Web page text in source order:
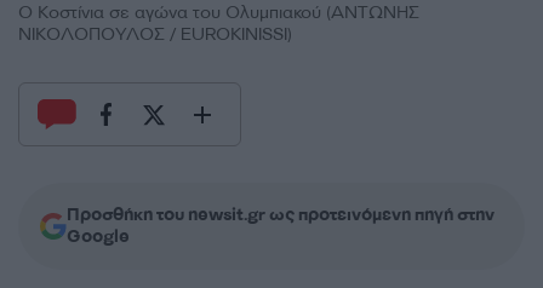
Ο Κοστίνια σε αγώνα του Ολυμπιακού (ΑΝΤΩΝΗΣ
ΝΙΚΟΛΟΠΟΥΛΟΣ / EUROKINISSI)
Προσθήκη του newsit.gr ως προτεινόμενη πηγή στην
Google